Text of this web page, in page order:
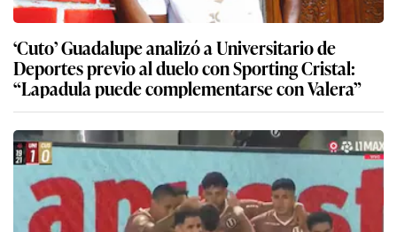
‘Cuto’ Guadalupe analizó a Universitario de
Deportes previo al duelo con Sporting Cristal:
“Lapadula puede complementarse con Valera”